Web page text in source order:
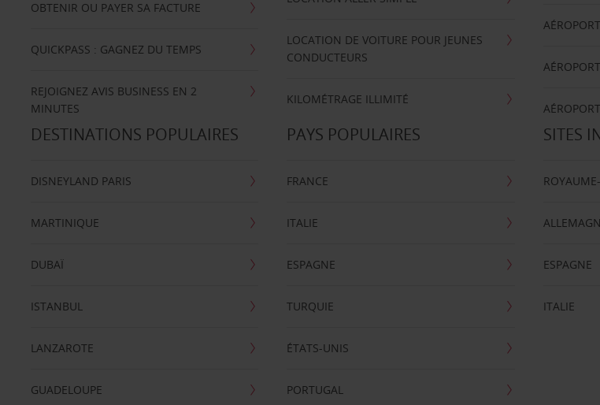
OBTENIR OU PAYER SA FACTURE
QUICKPASS : GAGNEZ DU TEMPS
REJOIGNEZ AVIS BUSINESS EN 2
MINUTES
LOCATION DE VOITURE POUR JEUNES
CONDUCTEURS
KILOMÉTRAGE ILLIMITÉ
DESTINATIONS POPULAIRES
DISNEYLAND PARIS
MARTINIQUE
DUBAÏ
ISTANBUL
LANZAROTE
GUADELOUPE
PAYS POPULAIRES
FRANCE
ITALIE
ESPAGNE
TURQUIE
ÉTATS-UNIS
PORTUGAL
SITES
ESPAGNE
ITALIE